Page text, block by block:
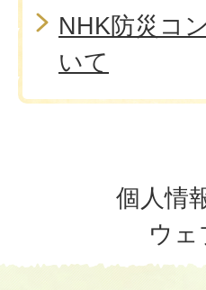
NHK防災コ
いて
個人情
ウ